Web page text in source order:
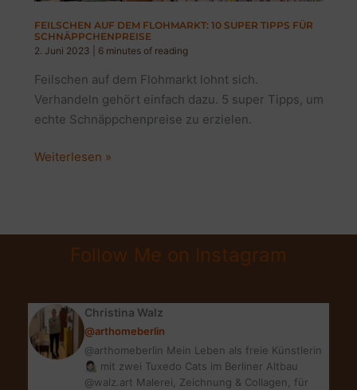
FEILSCHEN AUF DEM FLOHMARKT: 10 SUPER TIPPS FÜR
SCHNÄPPCHENPREISE
2. Juni 2023
6 minutes of reading
Feilschen auf dem Flohmarkt lohnt sich.
Verhandeln gehört einfach dazu. 5 super Tipps, um
echte Schnäppchenpreise zu erzielen.
Feilschen
10
Schnäppchenpreise
Weiterlesen »
Follow Me on Instagram
Christina Walz
@arthomeberlin
@arthomeberlin Mein Leben als freie Künstlerin
👩🏻‍🎨 mit zwei Tuxedo Cats im Berliner Altbau
@walz.art Malerei, Zeichnung & Collagen, für